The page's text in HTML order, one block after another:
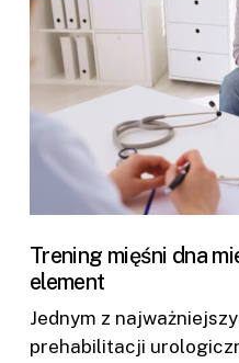
Trening mięśni dna
element
Jednym z
prehabilitacji